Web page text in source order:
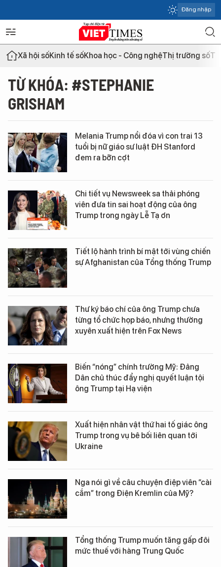
Đăng nhập
Xã hội sốKinh tế sốKhoa học - Công nghệThị trường số
TỪ KHÓA: #STEPHANIE
GRISHAM
Melania Trump nổi đóa vì con trai 13
tuổi bị nữ giáo sư luật ĐH Stanford
đem ra bỡn cợt
Chi tiết vụ Newsweek sa thải phóng
viên đưa tin sai hoạt động của ông
Trump trong ngày Lễ Tạ ơn
Tiết lộ hành trình bí mật tới vùng chiến
sự Afghanistan của Tổng thống Trump
Thư ký báo chí của ông Trump chưa
từng tổ chức họp báo, nhưng thường
xuyên xuất hiện trên Fox News
Biến “nóng” chính trường Mỹ: Đảng
Dân chủ thúc đẩy nghị quyết luận tội
ông Trump tại Hạ viện
Xuất hiện nhân vật thứ hai tố giác ông
Trump trong vụ bê bối liên quan tới
Ukraine
Nga nói gì về câu chuyện điệp viên “cài
cắm” trong Điện Kremlin của Mỹ?
Tổng thống Trump muốn tăng gấp đôi
mức thuế với hàng Trung Quốc